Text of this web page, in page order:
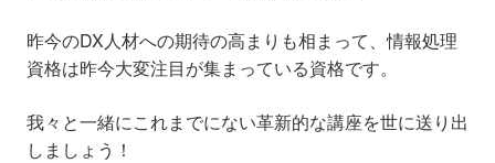
昨今のDX人材への期待の高まりも相まって、情報処理
資格は昨今大変注目が集まっている資格です。
我々と一緒にこれまでにない革新的な講座を世に送り出
しましょう！